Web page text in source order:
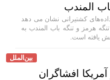
المندب
کشتیرانی نشان می دهد
هرمز و تنگه باب المندب به
یافته است.
بین‌الملل
افشاگران